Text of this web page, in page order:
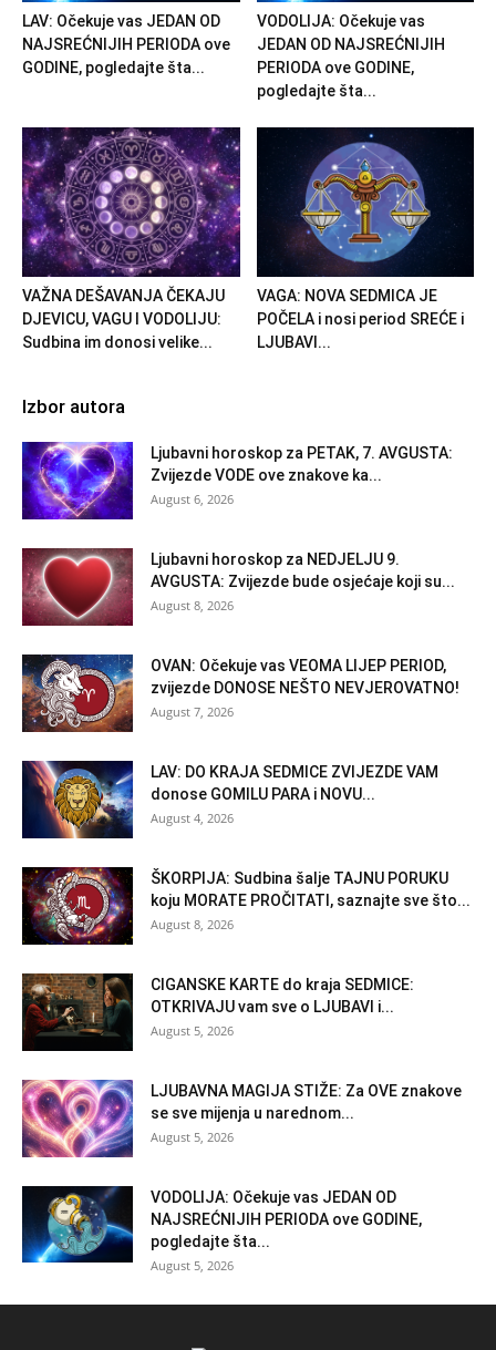
LAV: Očekuje vas JEDAN OD
NAJSREĆNIJIH PERIODA ove
GODINE, pogledajte šta...
VODOLIJA: Očekuje vas
JEDAN OD NAJSREĆNIJIH
PERIODA ove GODINE,
pogledajte šta...
VAŽNA DEŠAVANJA ČEKAJU
DJEVICU, VAGU I VODOLIJU:
Sudbina im donosi velike...
VAGA: NOVA SEDMICA JE
POČELA i nosi period SREĆE i
LJUBAVI...
Izbor autora
Ljubavni horoskop za PETAK, 7. AVGUSTA:
Zvijezde VODE ove znakove ka...
August 6, 2026
Ljubavni horoskop za NEDJELJU 9.
AVGUSTA: Zvijezde bude osjećaje koji su...
August 8, 2026
OVAN: Očekuje vas VEOMA LIJEP PERIOD,
zvijezde DONOSE NEŠTO NEVJEROVATNO!
August 7, 2026
LAV: DO KRAJA SEDMICE ZVIJEZDE VAM
donose GOMILU PARA i NOVU...
August 4, 2026
ŠKORPIJA: Sudbina šalje TAJNU PORUKU
koju MORATE PROČITATI, saznajte sve što...
August 8, 2026
CIGANSKE KARTE do kraja SEDMICE:
OTKRIVAJU vam sve o LJUBAVI i...
August 5, 2026
LJUBAVNA MAGIJA STIŽE: Za OVE znakove
se sve mijenja u narednom...
August 5, 2026
VODOLIJA: Očekuje vas JEDAN OD
NAJSREĆNIJIH PERIODA ove GODINE,
pogledajte šta...
August 5, 2026